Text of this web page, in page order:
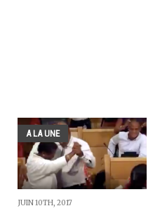
A LA UNE
JUIN 10TH, 2017